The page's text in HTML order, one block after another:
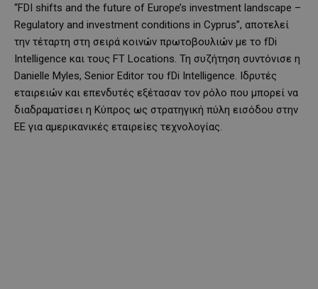
“FDI shifts and the future of Europe’s investment landscape –
Regulatory and investment conditions in Cyprus”, αποτελεί
την τέταρτη στη σειρά κοινών πρωτοβουλιών με το fDi
Intelligence και τους FT Locations. Τη συζήτηση συντόνισε η
Danielle Myles, Senior Editor του fDi Intelligence. Ιδρυτές
εταιρειών και επενδυτές εξέτασαν τον ρόλο που μπορεί να
διαδραματίσει η Κύπρος ως στρατηγική πύλη εισόδου στην
ΕΕ για αμερικανικές εταιρείες τεχνολογίας.